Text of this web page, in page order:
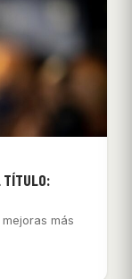
TÍTULO:
más